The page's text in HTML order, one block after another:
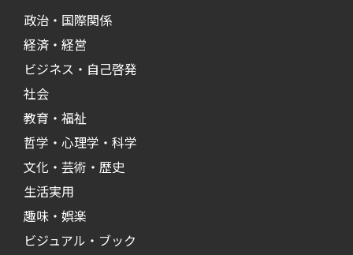
政治・国際関係
経済・経営
ビジネス・自己啓発
社会
教育・福祉
哲学・心理学・科学
文化・芸術・歴史
生活実用
趣味・娯楽
ビジュアル・ブック